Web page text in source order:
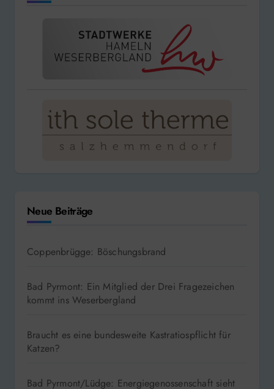
Neue Beiträge
Coppenbrügge: Böschungsbrand
Bad Pyrmont: Ein Mitglied der Drei Fragezeichen
kommt ins Weserbergland
Braucht es eine bundesweite Kastratiospflicht für
Katzen?
Bad Pyrmont/Lüdge: Energiegenossenschaft sieht